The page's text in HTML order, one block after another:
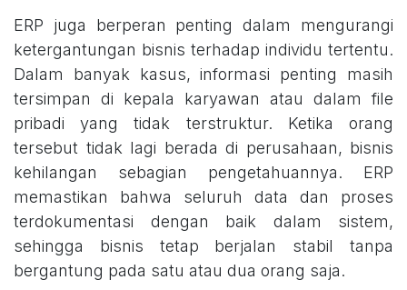
ERP juga berperan penting dalam mengurangi
ketergantungan bisnis terhadap individu tertentu.
Dalam banyak kasus, informasi penting masih
tersimpan di kepala karyawan atau dalam file
pribadi yang tidak terstruktur. Ketika orang
tersebut tidak lagi berada di perusahaan, bisnis
kehilangan sebagian pengetahuannya. ERP
memastikan bahwa seluruh data dan proses
terdokumentasi dengan baik dalam sistem,
sehingga bisnis tetap berjalan stabil tanpa
bergantung pada satu atau dua orang saja.